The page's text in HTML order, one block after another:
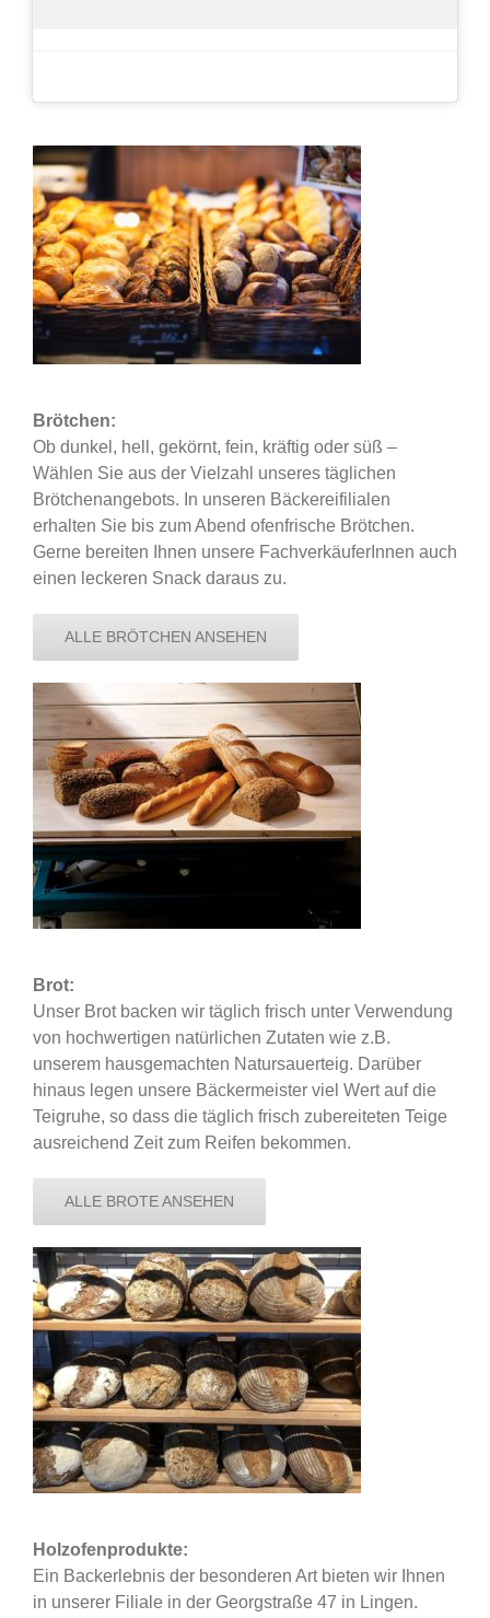
Brötchen:
Ob dunkel, hell, gekörnt, fein, kräftig oder süß –
Wählen Sie aus der Vielzahl unseres täglichen
Brötchenangebots. In unseren Bäckereifilialen
erhalten Sie bis zum Abend ofenfrische Brötchen.
Gerne bereiten Ihnen unsere FachverkäuferInnen auch
einen leckeren Snack daraus zu.
ALLE BRÖTCHEN ANSEHEN
Brot:
Unser Brot backen wir täglich frisch unter Verwendung
von hochwertigen natürlichen Zutaten wie z.B.
unserem hausgemachten Natursauerteig. Darüber
hinaus legen unsere Bäckermeister viel Wert auf die
Teigruhe, so dass die täglich frisch zubereiteten Teige
ausreichend Zeit zum Reifen bekommen.
ALLE BROTE ANSEHEN
Holzofenprodukte:
Ein Backerlebnis der besonderen Art bieten wir Ihnen
in unserer Filiale in der Georgstraße 47 in Lingen.